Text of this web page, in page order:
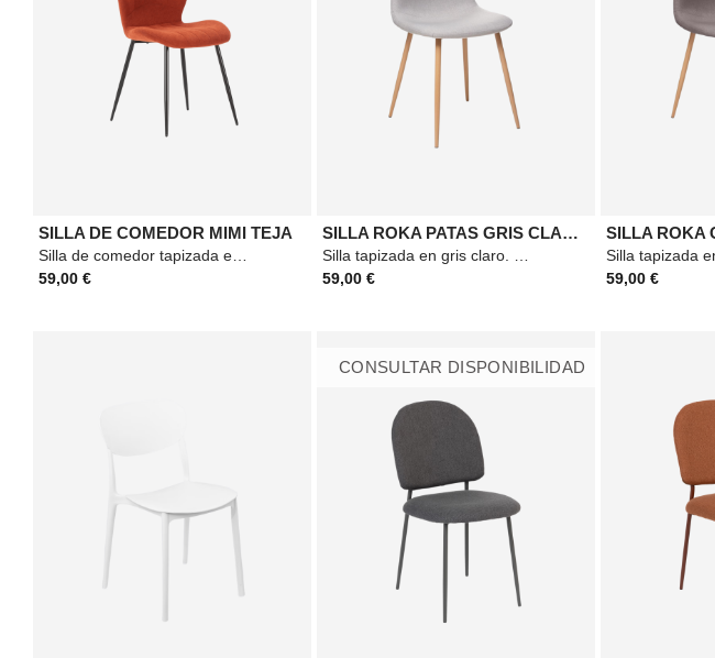
SILLA DE COMEDOR MIMI TEJA
Silla de comedor tapizada en color teja. Patas metálicas en color negro.
59,00 €
SILLA ROKA PATAS GRIS CLARO
Silla tapizada en gris claro. Estructura de madera contrachapada. Patas de acero con
59,00 €
SILLA ROKA
59,00 €
CONSULTAR DISPONIBILIDAD